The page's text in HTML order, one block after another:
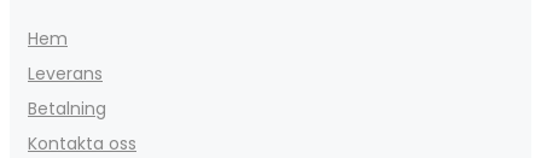
Hem
Leverans
Betalning
Kontakta oss